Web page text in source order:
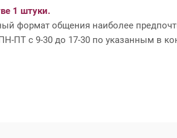
1 штуки.
формат общения наиболее
ПТ с 9-30 до 17-30 по указанным в